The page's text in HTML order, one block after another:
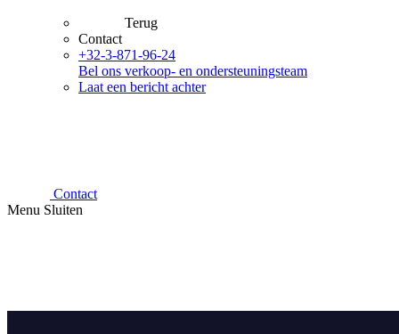
Terug
Contact
+32-3-871-96-24
Bel ons verkoop- en ondersteuningsteam
Laat een bericht achter
Contact
Menu Sluiten